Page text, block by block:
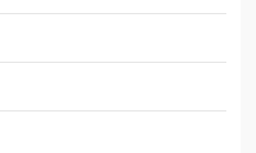
向,逆时针
径向C=Conin，轴向，顺时